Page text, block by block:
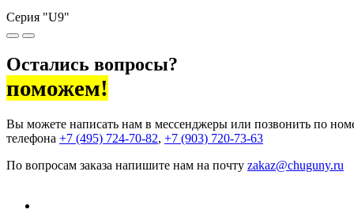
Серия "U9"
Остались вопросы?
поможем!
Вы можете написать нам в мессенджеры или позвонить по
телефона +7 (495) 724-70-82, +7 (903) 720-73-63
По вопросам заказа напишите нам на почту zakaz@chuguny.ru